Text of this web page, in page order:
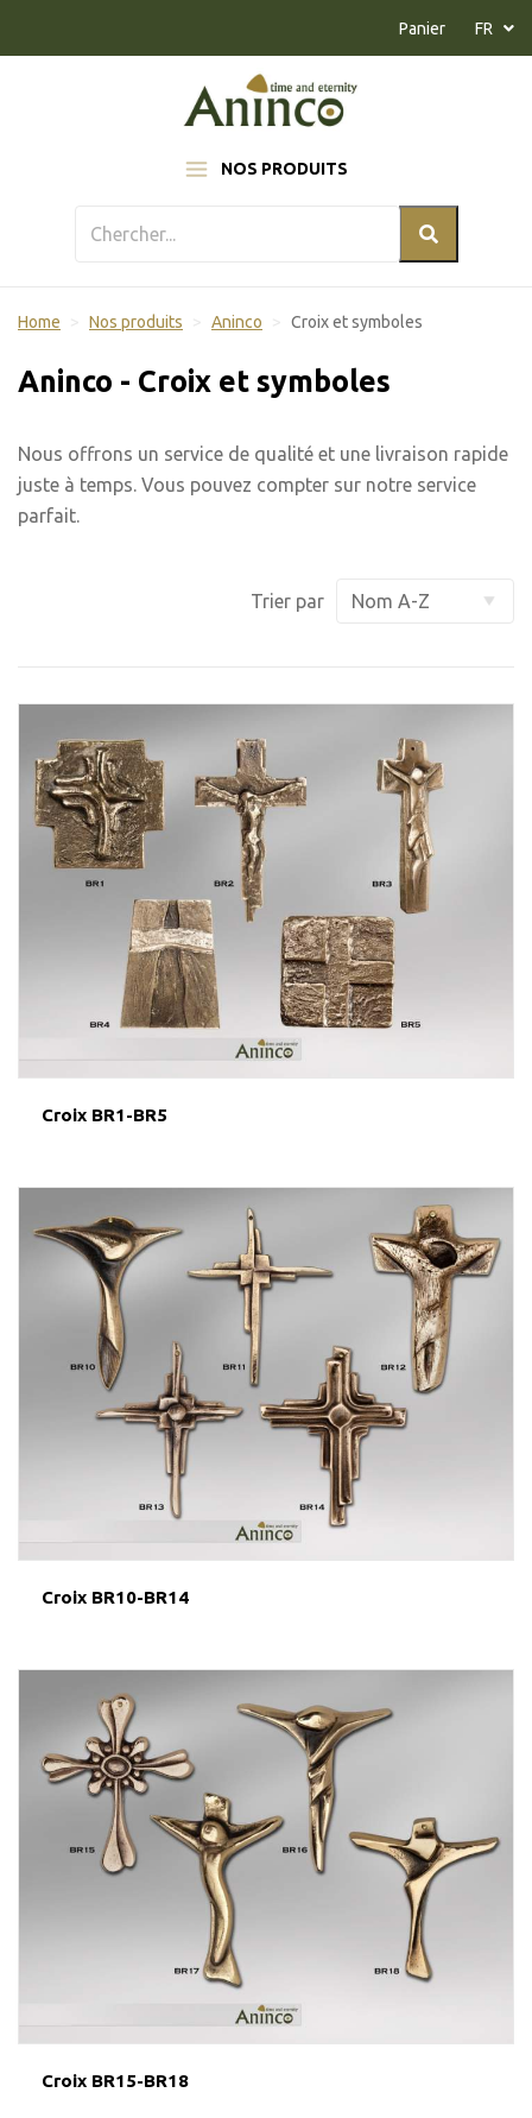
NOS PRODUITS
Panier FR
Home Nos produits Aninco Croix et symboles
Aninco - Croix et symboles
Nous offrons un service de qualité et une livraison rapide
juste à temps. Vous pouvez compter sur notre service
parfait.
Trier par
Croix BR1-BR5
Croix BR10-BR14
Croix BR15-BR18